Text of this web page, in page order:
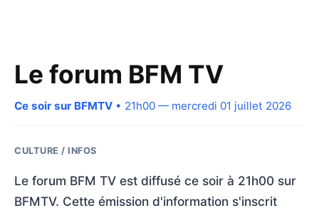
Le forum BFM TV
Ce soir sur BFMTV • 21h00 — mercredi 01 juillet 2026
CULTURE / INFOS
Le forum BFM TV est diffusé ce soir à 21h00 sur
BFMTV. Cette émission d'information s'inscrit